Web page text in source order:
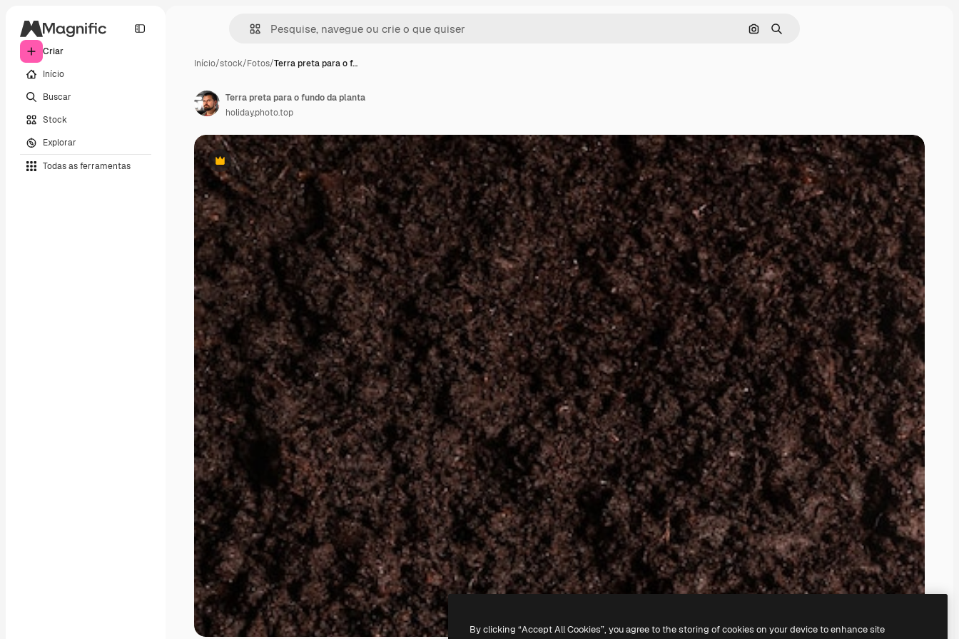
Criar
Início
Buscar
Stock
Explorar
Todas as ferramentas
Pesquisar por imagem
Buscar
Início/stock/Fotos/Terra preta para o f…
Premium
Terra preta para o fundo da planta
holiday.photo.top
By clicking “Accept All Cookies”, you agree to the storing of cookies on your device to enhance site